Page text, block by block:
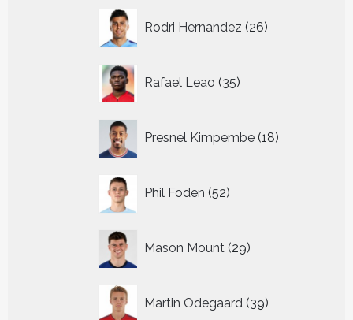
Rodri Hernandez 26
producten
Rafael Leao 35
producten
Presnel Kimpembe 18
producten
Phil Foden 52
producten
Mason Mount 29
producten
Martin Odegaard 39
producten